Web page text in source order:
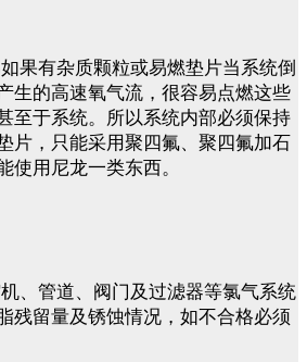
果有杂质颗粒或易燃垫片当系统倒
生的高速氧气流，很容易点燃这些
至于系统。所以系统内部必须保持
片，只能采用聚四氟、聚四氟加石
使用尼龙一类东西。
、管道、阀门及过滤器等氯气系统
残留量及锈蚀情况，如不合格必须